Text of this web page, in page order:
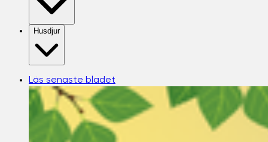
Husdjur
Läs senaste bladet